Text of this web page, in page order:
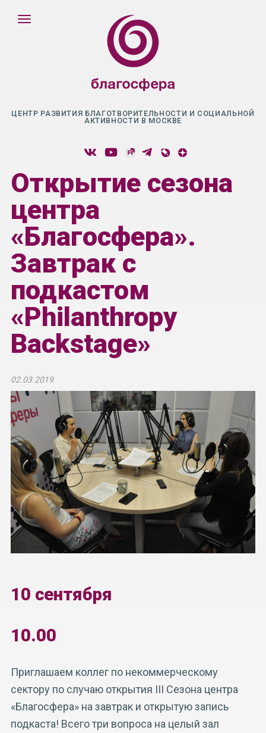
ЦЕНТР РАЗВИТИЯ БЛАГОТВОРИТЕЛЬНОСТИ И СОЦИАЛЬНОЙ
АКТИВНОСТИ В МОСКВЕ
Открытие сезона
центра
«Благосфера».
Завтрак с
подкастом
«Philanthropy
Backstage»
02.03.2019
10 сентября
10.00
Приглашаем коллег по некоммерческому
сектору по случаю открытия III Сезона центра
«Благосфера» на завтрак и открытую запись
подкаста! Всего три вопроса на целый зал